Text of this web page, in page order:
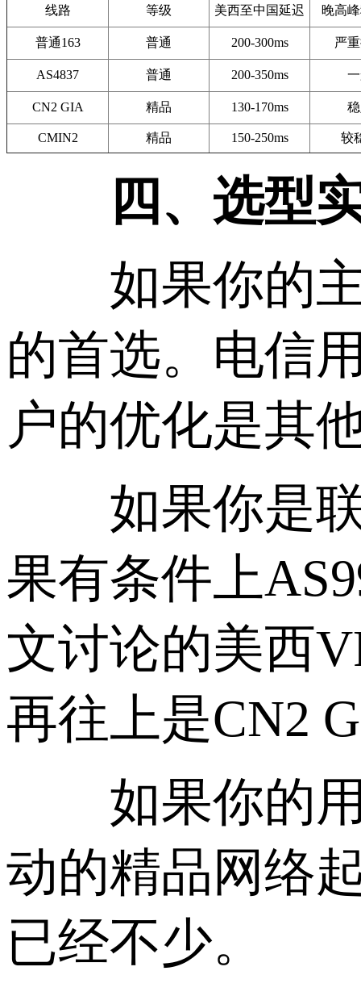
线路 等级 美西至中国延迟 晚高
普通163 普通 200-300ms 严
AS4837 普通 200-350ms
CN2 GIA 精品 130-170ms
CMIN2 精品 150-250ms 较
四、选型实
如果你的主
的首选。电信
户的优化是其
如果你是联
果有条件上
文讨论的美西
再往上是CN2
如果你的用
动的精品网络
已经不少。